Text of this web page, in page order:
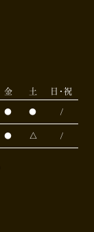
金 土 日・祝
● ● /
● △ /